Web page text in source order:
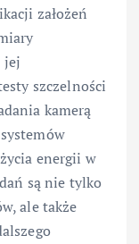
założeń
jej
szczelności
kamerą
energii w
są nie tylko
ale także